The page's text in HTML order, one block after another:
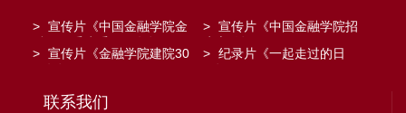
> 宣传片《中国金融学院金
> 宣传片《中国金融学院招
> 宣传片《金融学院建院30
> 纪录片《一起走过的日
联系我们